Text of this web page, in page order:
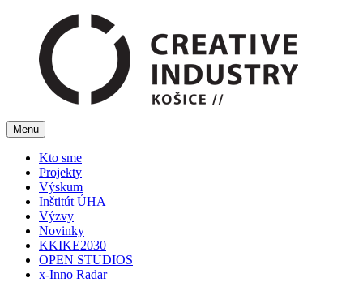
Menu
Kto sme
Projekty
Výskum
Inštitút ÚHA
Výzvy
Novinky
KKIKE2030
OPEN STUDIOS
x-Inno Radar